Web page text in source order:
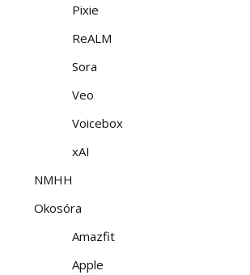
Pixie
ReALM
Sora
Veo
Voicebox
xAI
NMHH
Okosóra
Amazfit
Apple